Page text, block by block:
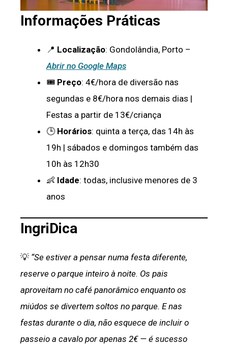
Informações Práticas
📍 Localização: Gondolândia, Porto –
Abrir no Google Maps
🎟️ Preço: 4€/hora de diversão nas
segundas e 8€/hora nos demais dias |
Festas a partir de 13€/criança
🕒 Horários: quinta a terça, das 14h às
19h | sábados e domingos também das
10h às 12h30
👶 Idade: todas, inclusive menores de 3
anos
IngriDica
💡 “Se estiver a pensar numa festa diferente,
reserve o parque inteiro à noite. Os pais
aproveitam no café panorâmico enquanto os
miúdos se divertem soltos no parque. E nas
festas durante o dia, não esquece de incluir o
passeio a cavalo por apenas 2€ — é sucesso